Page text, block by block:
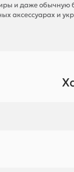
и даже обычную
аксессуарах и